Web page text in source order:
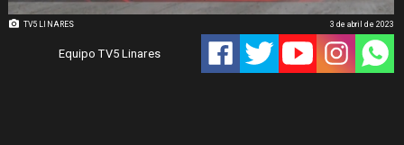
TV5 LINARES
Equipo TV5 Linares
3 de abril de 2023